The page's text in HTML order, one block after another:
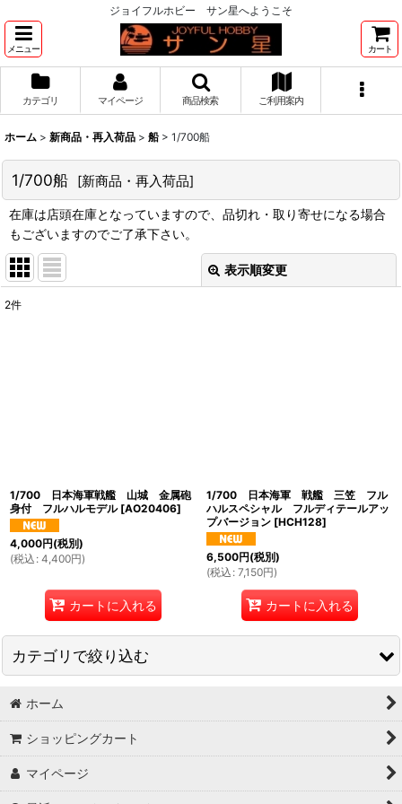
ジョイフルホビー サン星へようこそ
メニュー カート
カテゴリ マイページ 商品検索 ご利用案内
ホーム > 新商品・再入荷品 > 船 > 1/700船
1/700船 [新商品・再入荷品]
在庫は店頭在庫となっていますので、品切れ・取り寄せになる場合
もございますのでご了承下さい。
表示順変更
2件
1/700 日本海軍戦艦 山城 金属砲
身付 フルハルモデル [AO20406]
4,000円(税別)
(税込 : 4,400円)
カートに入れる
1/700 日本海軍 戦艦 三笠 フル
ハルスペシャル フルディテールアッ
プバージョン [HCH128]
6,500円(税別)
(税込 : 7,150円)
カートに入れる
カテゴリで絞り込む
船 (全商品)
1/350他船
1/700船
ホーム
ショッピングカート
マイページ